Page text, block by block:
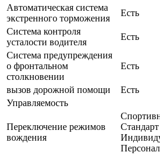
Автоматическая система
экстренного торможения
Есть
Система контроля
усталости водителя
Есть
Система предупреждения
о фронтальном
столкновении
Есть
вызов дорожной помощи
Есть
Управляемость
Переключение режимов
вождения